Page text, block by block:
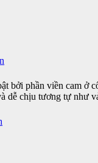
bởi phần viền cam ở
dễ chịu tương tự như